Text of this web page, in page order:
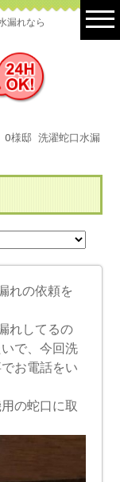
漏れなら
様邸 洗濯蛇口水漏
れの依頼を
れしてるの
で、今回洗
お電話をい
の蛇口に取